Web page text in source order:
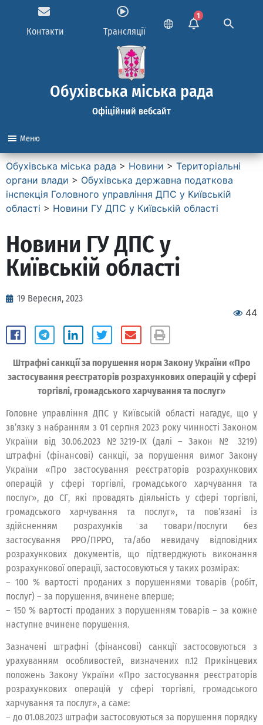
Контакти Трансляції
1
Обухівська міська рада
Офіційний вебсайт
Меню
Обухівська міська рада > Новини > Територіальні
органи влади > Обухівська державна податкова
інспекція Головного управління ДПС у Київській
області > Новини ГУ ДПС у Київській області
Новини ГУ ДПС у
Київській області
19 Вересня, 2023
44
Штрафні санкції за порушення норм Закону України «Про
застосування реєстраторів розрахункових операцій у сфері
торгівлі, громадського харчування та послуг»
Головне управління ДПС у Київській області нагадує, що у
зв’язку з набранням з 01 серпня 2023 року чинності Законом
України від 30.06.2023 №3219-IX (далі – Закон № 3219)
штрафні (фінансові) санкції, за порушення вимог Закону
України «Про застосування реєстраторів розрахункових
операцій у сфері торгівлі, громадського харчування та
послуг», до СГ, які провадять діяльність у сфері торгівлі,
громадського харчування та послуг», та пов’язані із
здійсненням розрахунків за товари/послуги без
застосування РРО/ПРРО, та/або невидачу відповідних
розрахункових документів, що підтверджують виконання
розрахункової операції, застосовуються у таких розмірах:
– 100 % вартості проданих з порушеннями товарів (робіт,
послуг) – за порушення, вчинене вперше;
– 150 % вартості проданих з порушенням товарів – за кожне
наступне вчинене порушення.
Зазначені штрафні (фінансові) санкції застосовуються з
урахуванням особливостей, визначених п.12 Прикінцевих
положень Закону України «Про застосування реєстраторів
розрахункових операцій у сфері торгівлі, громадського
харчування та послуг», а саме:
– до 01.08.2023 штрафи застосовуються за порушення порядку